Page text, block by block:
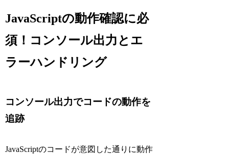
JavaScriptの動作確認に必
須！コンソール出力とエ
ラーハンドリング
コンソール出力でコードの動作を
追跡
JavaScriptのコードが意図した通りに動作